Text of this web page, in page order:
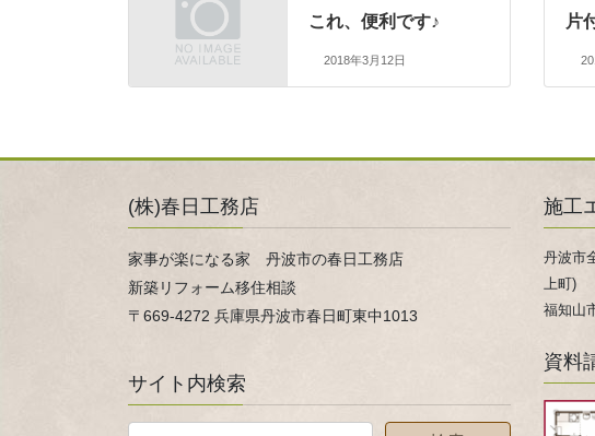
これ、便利です♪
2018年3月12日
片
(株)春日工務店
家事が楽になる家 丹波市の春日工務店
新築リフォーム移住相談
〒669-4272 兵庫県丹波市春日町東中1013
サイト内検索
施工
丹波市
上町)
福知山
資料